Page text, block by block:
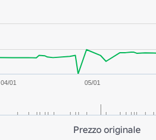
04/01 05/01
Prezzo originale